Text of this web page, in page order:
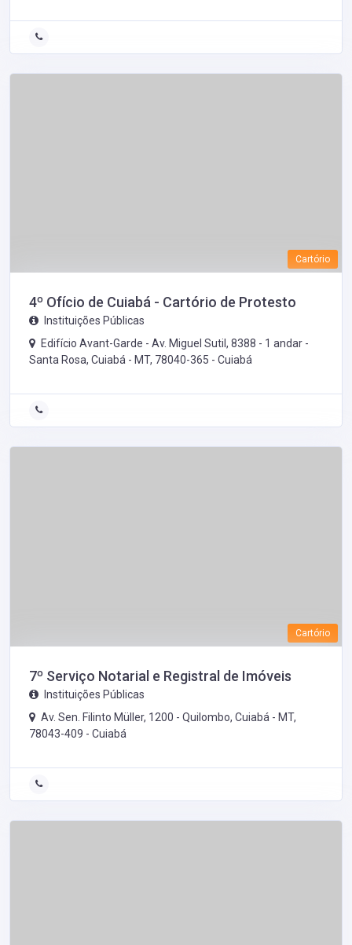
Cartório
4º Ofício de Cuiabá - Cartório de Protesto
Instituições Públicas
Edifício Avant-Garde - Av. Miguel Sutil, 8388 - 1 andar -
Santa Rosa, Cuiabá - MT, 78040-365 - Cuiabá
Cartório
7º Serviço Notarial e Registral de Imóveis
Instituições Públicas
Av. Sen. Filinto Müller, 1200 - Quilombo, Cuiabá - MT,
78043-409 - Cuiabá